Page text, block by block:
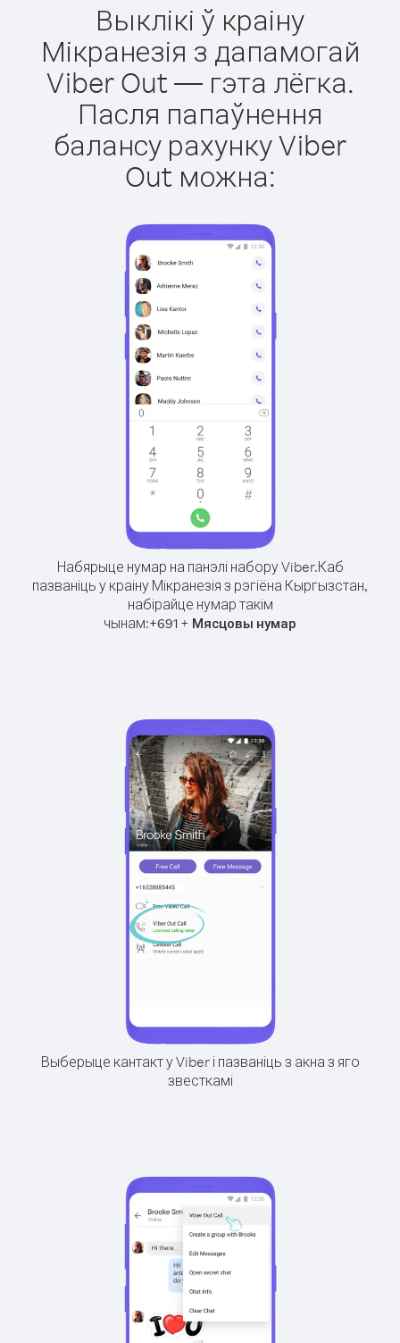
Выклікі ў краіну
Мікранезія з дапамогай
Viber Out — гэта лёгка.
Пасля папаўнення
балансу рахунку Viber
Out можна:
Набярыце нумар на панэлі набору Viber.Каб
пазваніць у краіну Мікранезія з рэгіёна Кыргызстан,
набірайце нумар такім
чынам:+691 + Мясцовы нумар
Выберыце кантакт у Viber і пазваніць з акна з яго
звесткамі